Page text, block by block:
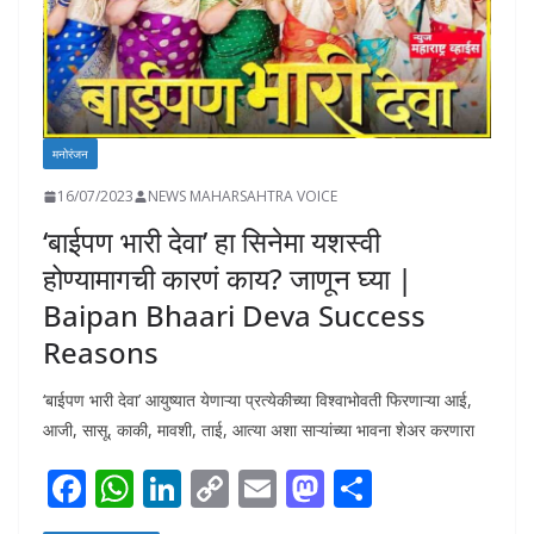
मनोरंजन
16/07/2023 NEWS MAHARSAHTRA VOICE
‘बाईपण भारी देवा’ हा सिनेमा यशस्वी
होण्यामागची कारणं काय? जाणून घ्या |
Baipan Bhaari Deva Success
Reasons
‘बाईपण भारी देवा’ आयुष्यात येणाऱ्या प्रत्येकीच्या विश्वाभोवती फिरणाऱ्या आई,
आजी, सासू, काकी, मावशी, ताई, आत्या अशा साऱ्यांच्या भावना शेअर करणारा
F W Li C E M